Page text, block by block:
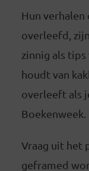
Hun verhalen
overleefd,
zinnig als
houdt van
overleeft als
Boekenweek.
Vraag uit het
geframed